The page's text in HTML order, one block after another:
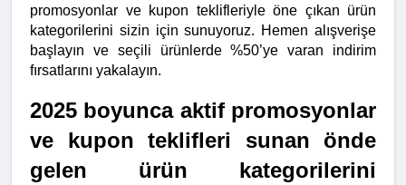
promosyonlar ve kupon teklifleriyle öne çıkan ürün
kategorilerini sizin için sunuyoruz. Hemen alışverişe
başlayın ve seçili ürünlerde %50’ye varan indirim
fırsatlarını yakalayın.
2025 boyunca aktif promosyonlar
ve kupon teklifleri sunan önde
gelen ürün kategorilerini